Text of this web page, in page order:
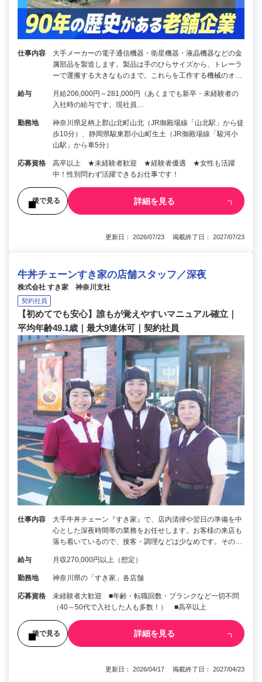
仕事内容
大手メーカーの電子通信機器・衛星機器・液晶機器などの金
属部品を製造します。製品は手のひらサイズから、トレーラ
ーで運搬する大きなものまで。これらを工作する機械のオ…
給与
月給206,000円～281,000円（あくまでも新卒・未経験者の
入社時の給与です。現社員…
勤務地
神奈川県足柄上郡山北町山北（JR御殿場線「山北駅」から徒
歩10分）、静岡県駿東郡小山町生土（JR御殿場線「駿河小
山駅」から車5分）
応募資格
高卒以上 ★未経験者歓迎 ★経験者優遇 ★女性も活躍
中！性別問わず活躍できるお仕事です！
後で見る 詳細を見る
更新日： 2026/07/23 掲載終了日： 2027/07/23
牛丼チェーンすき家の店舗スタッフ／深夜
株式会社 すき家 神奈川支社
契約社員
【初めてでも安心】誰もが覚えやすいマニュアル確立｜
平均年齢49.1歳｜最大9連休可｜契約社員
仕事内容
大手牛丼チェーン『すき家』で、店内清掃や翌日の準備を中
心とした深夜時間帯の業務をお任せします。お客様の来店も
落ち着いているので、接客・調理などは少なめです。その…
給与 月収270,000円以上（想定）
勤務地 神奈川県の「すき家」各店舗
応募資格
未経験者大歓迎 ■年齢・転職回数・ブランクなど一切不問
（40～50代で入社した人も多数！） ■高卒以上
後で見る 詳細を見る
更新日： 2026/04/17 掲載終了日： 2027/04/23